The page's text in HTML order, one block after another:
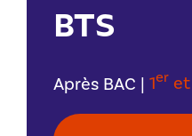
BTS
Après BAC | 1er